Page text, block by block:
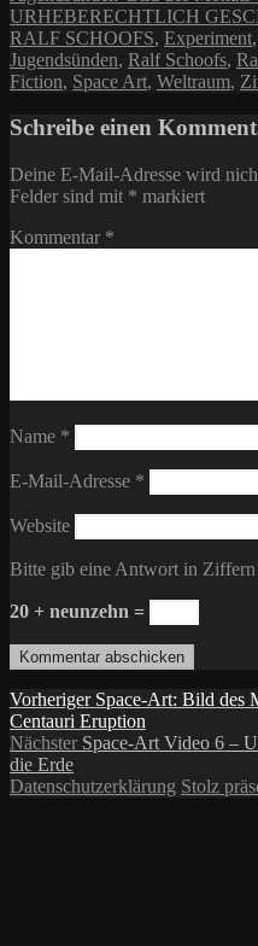
URHEBERECHTLICH
RALF SCHOOFS, Experiment,
Jugendsünden, Ralf Schoofs,
Fiction, Space Art, Weltraum,
Schreibe einen
Deine E-Mail-Adresse wird
Felder sind mit * markiert
Kommentar *
Name *
E-Mail-Adresse *
Website
Bitte gib eine Antwort in Ziffern
20 + neunzehn =
Beitragsnavigation
Vorheriger Vorheriger
Beitrag:
Space-Art: Bild des
Centauri Eruption
Nächster Nächster
Space-Art Video 6 –
die Erde
Datenschutzerklärung Stolz